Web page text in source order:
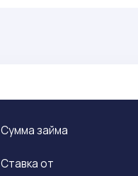
Сумма займа
Ставка от